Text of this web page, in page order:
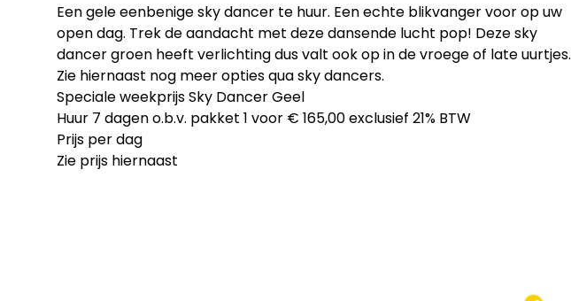
Een gele eenbenige sky dancer te huur. Een echte blikvanger voor op uw
open dag. Trek de aandacht met deze dansende lucht pop! Deze sky
dancer groen heeft verlichting dus valt ook op in de vroege of late uurtjes.
Zie hiernaast nog meer opties qua sky dancers.
Speciale weekprijs Sky Dancer Geel
Huur 7 dagen o.b.v. pakket 1 voor € 165,00 exclusief 21% BTW
Prijs per dag
Zie prijs hiernaast